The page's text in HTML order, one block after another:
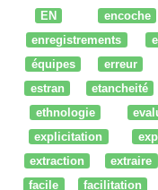
EN
encoche
enregistrements
équipes
erreur
estran
etancheité
ethnologie
explicitation
extraction
extraire
facile
facilitation